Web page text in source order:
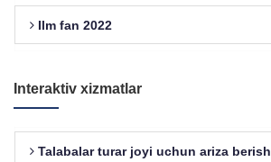
Ilm fan 2022
Interaktiv xizmatlar
Talabalar turar joyi uchun ariza berish